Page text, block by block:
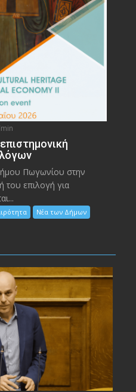
Πωγωνίου στην
του επιλογή για
Νέα των Δήμων